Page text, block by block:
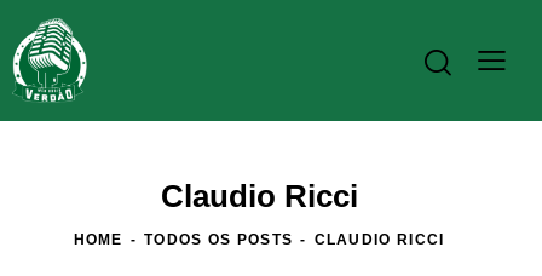
Claudio Ricci
HOME TODOS OS POSTS CLAUDIO RICCI